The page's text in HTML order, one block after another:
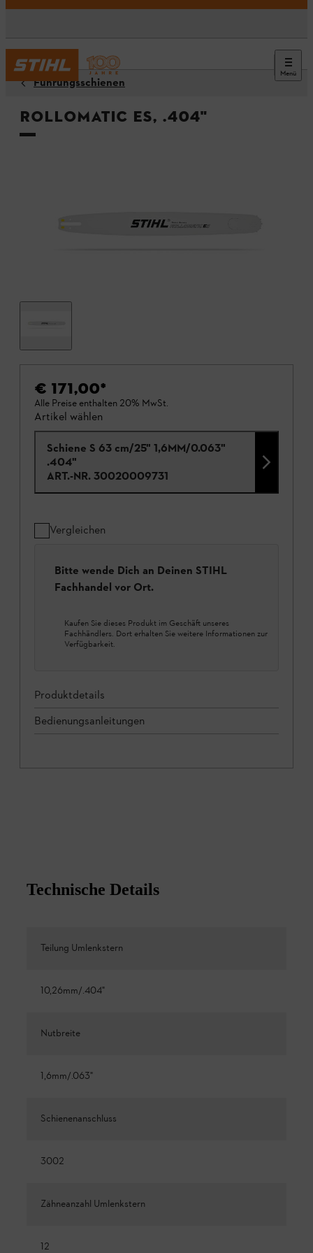
Menü
Führungsschienen
Rollomatic ES, .404"
€ 171,00*
Alle Preise enthalten 20% MwSt.
Artikel wählen
Schiene S 63 cm/25" 1,6MM/0.063"
.404"
ART.-NR. 30020009731
Vergleichen
Bitte wende Dich an Deinen STIHL
Fachhandel vor Ort.
Kaufen Sie dieses Produkt im Geschäft unseres
Fachhändlers. Dort erhalten Sie weitere Informationen zur
Verfügbarkeit.
Produktdetails
Bedienungsanleitungen
Technische Details
Teilung Umlenkstern
10,26mm/.404"
Nutbreite
1,6mm/.063"
Schienenanschluss
3002
Zähneanzahl Umlenkstern
12